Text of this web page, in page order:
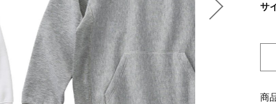
サ
r
n
商